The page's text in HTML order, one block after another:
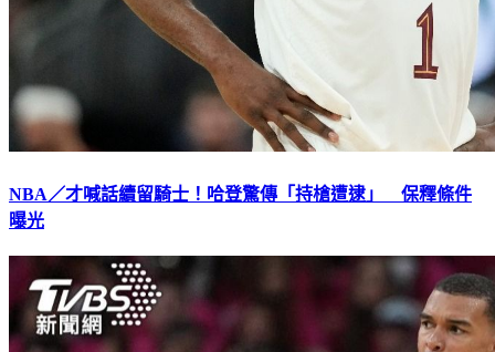
NBA／才喊話續留騎士！哈登驚傳「持槍遭逮」 保釋條件
曝光